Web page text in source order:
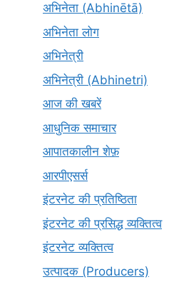
अभिनेता (Abhinētā)
अभिनेता लोग
अभिनेत्री
अभिनेत्री (Abhinetri)
आज की खबरें
आधुनिक समाचार
आपातकालीन शेफ़
आरपीएसर्स
इंटरनेट की प्रतिष्ठिता
इंटरनेट की प्रसिद्ध व्यक्तित्व
इंटरनेट व्यक्तित्व
उत्पादक (Producers)